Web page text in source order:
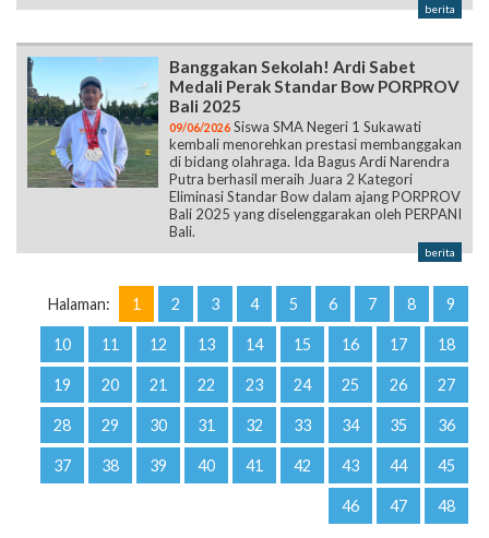
berita
Banggakan Sekolah! Ardi Sabet
Medali Perak Standar Bow PORPROV
Bali 2025
09/06/2026 Siswa SMA Negeri 1 Sukawati
kembali menorehkan prestasi membanggakan
di bidang olahraga. Ida Bagus Ardi Narendra
Putra berhasil meraih Juara 2 Kategori
Eliminasi Standar Bow dalam ajang PORPROV
Bali 2025 yang diselenggarakan oleh PERPANI
Bali.
berita
Halaman: 1 2 3 4 5 6 7 8 9
10 11 12 13 14 15 16 17 18
19 20 21 22 23 24 25 26 27
28 29 30 31 32 33 34 35 36
37 38 39 40 41 42 43 44 45
46 47 48